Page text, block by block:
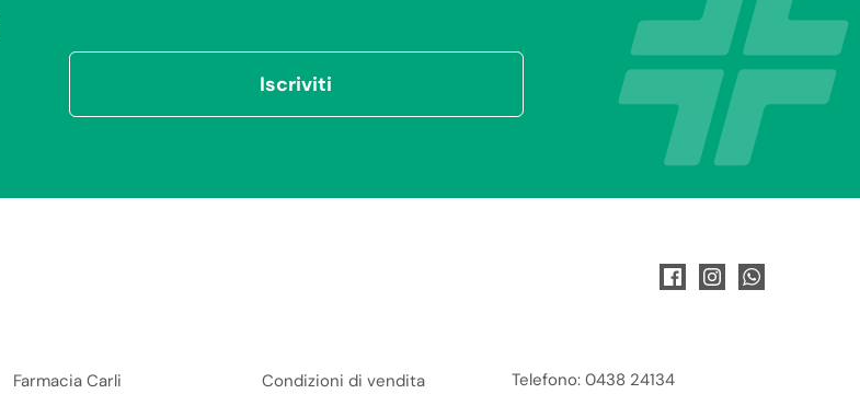
Iscriviti
Farmacia Carli Condizioni di vendita Telefono: 0438 24134